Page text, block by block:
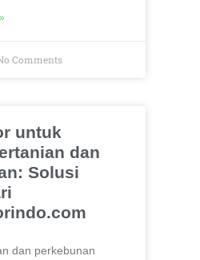
Comments
untuk
dan
Solusi
dan perkebunan